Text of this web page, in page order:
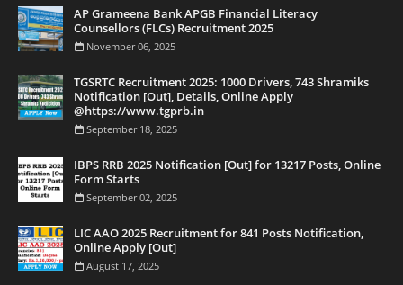
AP Grameena Bank APGB Financial Literacy
Counsellors (FLCs) Recruitment 2025
November 06, 2025
TGSRTC Recruitment 2025: 1000 Drivers, 743 Shramiks
Notification [Out], Details, Online Apply
@https://www.tgprb.in
September 18, 2025
IBPS RRB 2025 Notification [Out] for 13217 Posts, Online
Form Starts
September 02, 2025
LIC AAO 2025 Recruitment for 841 Posts Notification,
Online Apply [Out]
August 17, 2025